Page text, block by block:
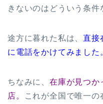
きないのはどういう条件
途方に暮れた私は、直接
に電話をかけてみました。
ちなみに、 在庫が見つか
店。
これが全国で唯一